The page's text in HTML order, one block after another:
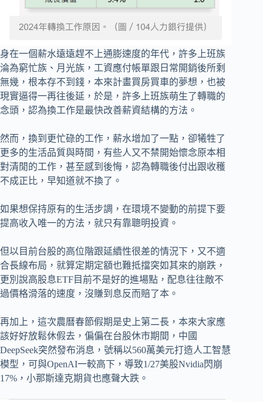
身在一個薪水遠遠趕不上通膨速度的年代，許多上班族
淪為窮忙族、月光族，工資應付帳單跟日常開銷後所剩
無幾，根本存不到錢，本來計畫買房買車的夢想，也被
現實逼得一再往後延，於是，許多上班族萌生了轉職的
念頭，認為換工作是最快改善薪資結構的方法。
然而，換到更忙碌的工作，薪水增加了一點，卻犧牲了
更多的生活品質與時間，有些人又不禁開始懷念原本相
對清閒的工作，甚至感到後悔，認為轉職後付出跟收穫
不成正比，早知道就不換了。
如果想保持原有的生活步調，在環境不變動的前提下要
提高收入唯一的方法，就只有靠聰明投資。
但以目前台股的高位階跟延續性很差的情況下，又不適
合長線布局，就算定期定額也難抵擋突如其來的崩跌，
更別說高股息ETF目前不是好的進場點，配息往往敵不
過價格滑落的速度，沒賺到息反而賠了本。
再加上，這次農曆春節假期是史上第二長，本來大家應
該好好放鬆休假去，偏偏在台股休市期間，中國
DeepSeek突然發布消息，號稱以560萬美元打造人工智慧
模型，可與OpenAI一較高下，導致1/27美股Nvidia閃崩
17%，小那斯達克期貨也應聲大跌。